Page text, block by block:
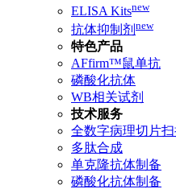
ELISA Kitsnew
抗体抑制剂 new
特色产品
AFfirm™鼠单抗
磷酸化抗体
WB相关试剂
技术服务
全数字病理切片
多肽合成
单克隆抗体制备
磷酸化抗体制备